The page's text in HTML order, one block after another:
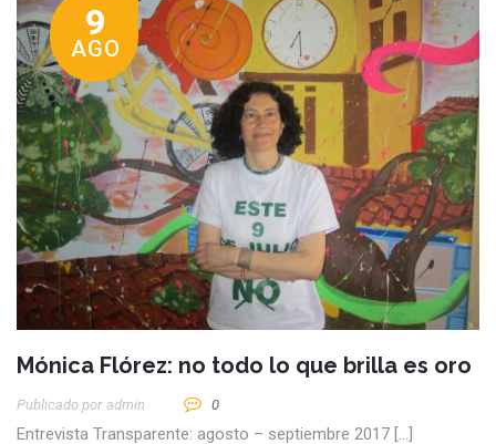
9
AGO
Mónica Flórez: no todo lo que brilla es oro
Publicado por Admin 0
Entrevista Transparente: agosto – septiembre 2017 […]